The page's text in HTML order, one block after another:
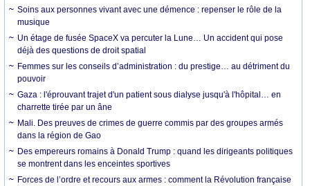
Soins aux personnes vivant avec une démence : repenser le rôle de la
musique
Un étage de fusée SpaceX va percuter la Lune… Un accident qui pose
déjà des questions de droit spatial
Femmes sur les conseils d’administration : du prestige… au détriment du
pouvoir
Gaza : l'éprouvant trajet d'un patient sous dialyse jusqu'à l'hôpital… en
charrette tirée par un âne
Mali. Des preuves de crimes de guerre commis par des groupes armés
dans la région de Gao
Des empereurs romains à Donald Trump : quand les dirigeants politiques
se montrent dans les enceintes sportives
Forces de l’ordre et recours aux armes : comment la Révolution française